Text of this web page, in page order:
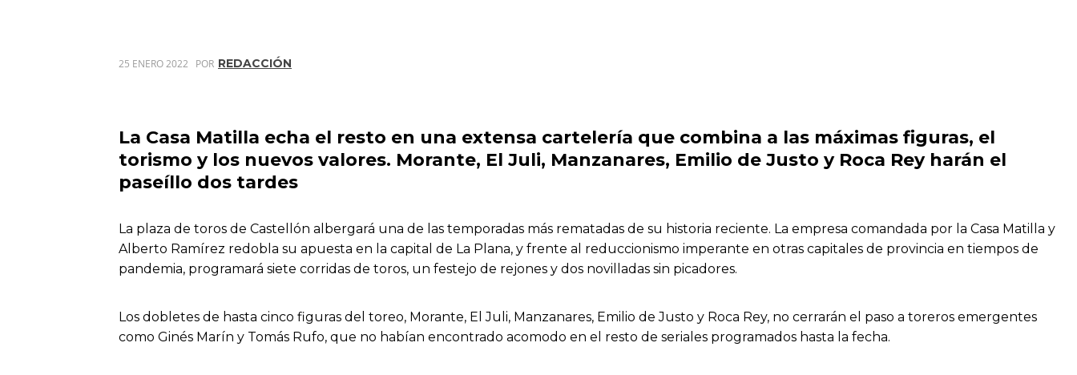
25 ENERO 2022 POR REDACCIÓN
La Casa Matilla echa el resto en una extensa cartelería que combina a las máximas figuras, el
torismo y los nuevos valores. Morante, El Juli, Manzanares, Emilio de Justo y Roca Reyharán el
paseíllo dos tardes
La plaza de toros de Castellón albergará una de las temporadas más rematadas de su historia reciente. La empresa comandada por la Casa Matilla y
Alberto Ramírez redobla su apuesta en la capital de La Plana, y frente al reduccionismo imperante en otras capitales de provincia en tiempos de
pandemia, programará siete corridas de toros, un festejo de rejones y dos novilladas sin picadores.
Los dobletes de hasta cinco figuras del toreo, Morante, El Juli, Manzanares, Emilio de Justo y Roca Rey, no cerrarán el paso a toreros emergentes
como Ginés Marín y Tomás Rufo, que no habían encontrado acomodo en el resto de seriales programados hasta la fecha.